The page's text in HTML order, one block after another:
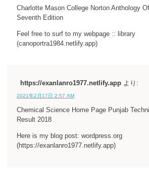
Charlotte Mason College Norton Anthology
Seventh Edition
Feel free to surf to my webpage :: library
(canoportra1984.netlify.app)
https://exanlanro1977.netlify.app より:
2021年2月17日 2:57 AM
Chemical Science Home Page Punjab
Result 2018
Here is my blog post: wordpress.org
(https://exanlanro1977.netlify.app)